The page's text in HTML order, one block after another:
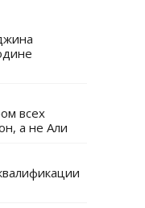
всех
а не Али